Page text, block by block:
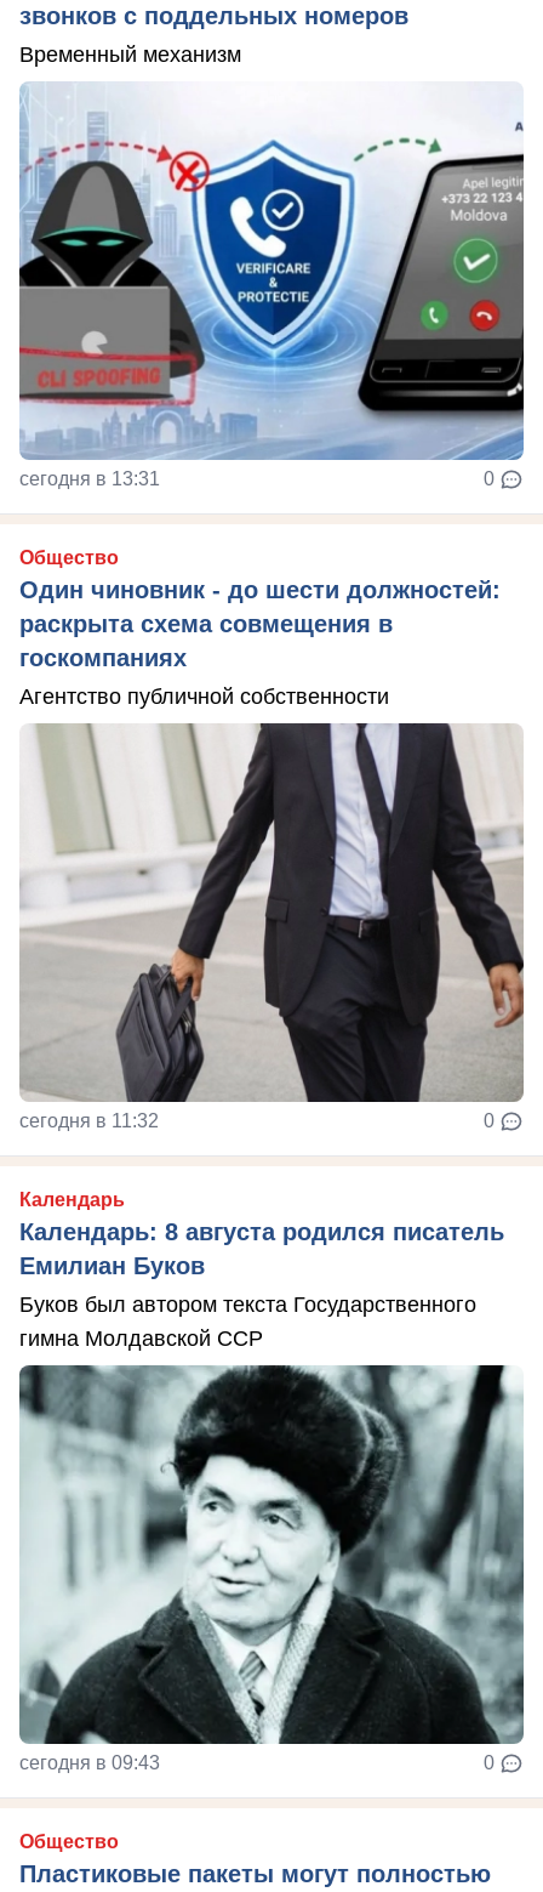
звонков с поддельных номеров
Временный механизм
сегодня в 13:31 0
Общество
Один чиновник - до шести должностей:
раскрыта схема совмещения в
госкомпаниях
Агентство публичной собственности
сегодня в 11:32 0
Календарь
Календарь: 8 августа родился писатель
Емилиан Буков
Буков был автором текста Государственного
гимна Молдавской ССР
сегодня в 09:43 0
Общество
Пластиковые пакеты могут полностью